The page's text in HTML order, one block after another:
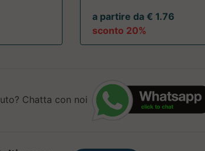
a partire da € 1.76
sconto 20%
Chatta con noi